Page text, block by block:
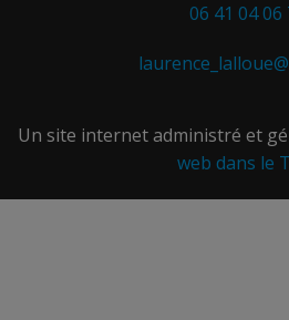
06 41 04 06
Un site internet administré et
web dans le